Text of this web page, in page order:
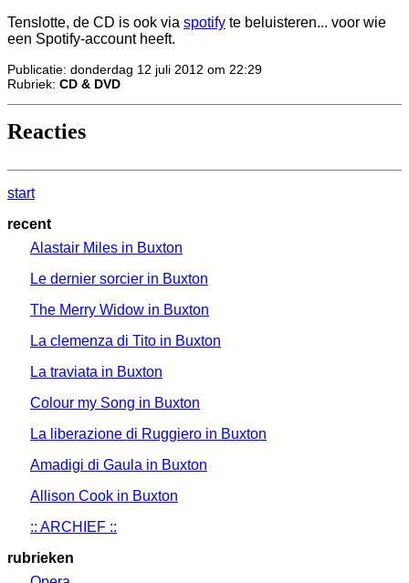
Tenslotte, de CD is ook via spotify te beluisteren... voor wie
een Spotify-account heeft.
Publicatie: donderdag 12 juli 2012 om 22:29
Rubriek: CD & DVD
Reacties
start
recent
Alastair Miles in Buxton
Le dernier sorcier in Buxton
The Merry Widow in Buxton
La clemenza di Tito in Buxton
La traviata in Buxton
Colour my Song in Buxton
La liberazione di Ruggiero in Buxton
Amadigi di Gaula in Buxton
Allison Cook in Buxton
:: ARCHIEF ::
rubrieken